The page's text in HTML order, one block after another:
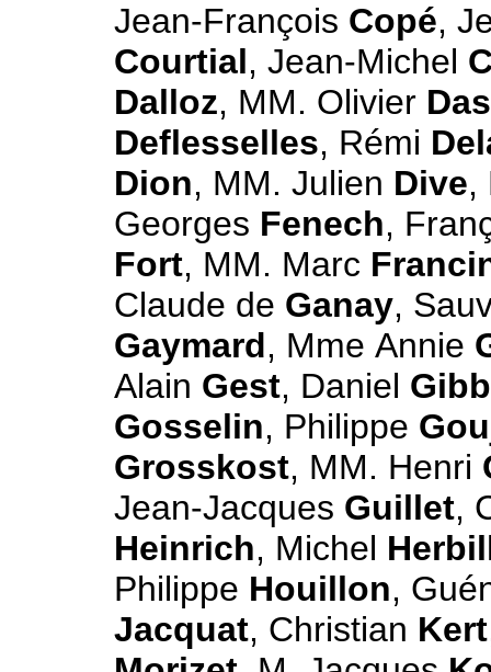
Jean-François Copé,
Courtial, Jean-Michel
Dalloz, MM. Olivier
Deflesselles, Rémi
Dion, MM. Julien Dive,
Georges Fenech,
Fort, MM. Marc
Claude de Ganay,
Gaymard, Mme Annie
Alain Gest, Daniel
Gosselin, Philippe
Grosskost, MM. Henri
Jean-Jacques Guillet,
Heinrich, Michel
Philippe Houillon,
Jacquat, Christian Kert